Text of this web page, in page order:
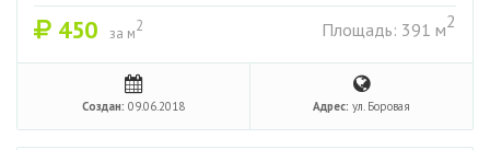
450 за м2 Площадь: 391 м2
Создан: 09.06.2018 Адрес: ул. Боровая